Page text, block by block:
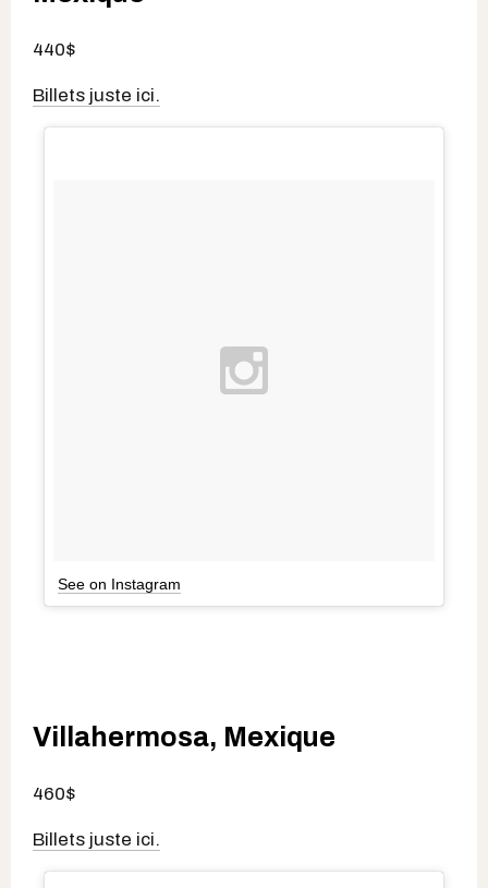
440$
Billets juste ici.
See on Instagram
Villahermosa, Mexique
460$
Billets juste ici.